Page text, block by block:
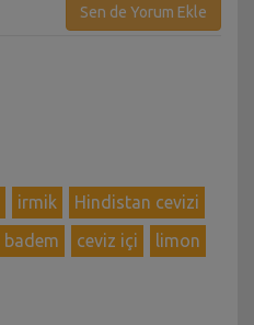
Sen de Yorum Ekle
irmik
Hindistan cevizi
badem ceviz içi limon